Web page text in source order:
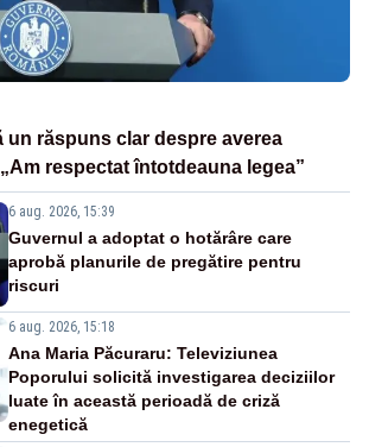
un răspuns clar despre averea
respectat întotdeauna legea”
6 aug. 2026, 15:39
Guvernul a adoptat o hotărâre care
aprobă planurile de pregătire pentru
riscuri
6 aug. 2026, 15:18
Ana Maria Păcuraru: Televiziunea
Poporului solicită investigarea deciziilor
luate în această perioadă de criză
enegetică